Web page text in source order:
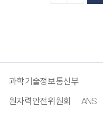
과학기술정보통신부
원자력안전위원회
ANS